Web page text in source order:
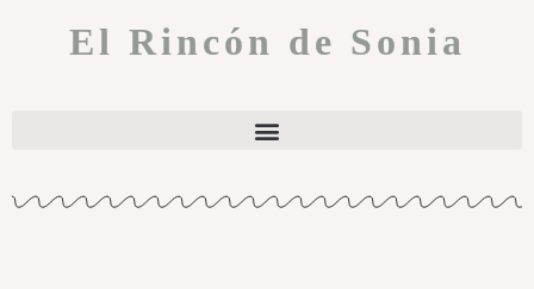
El Rincón de Sonia